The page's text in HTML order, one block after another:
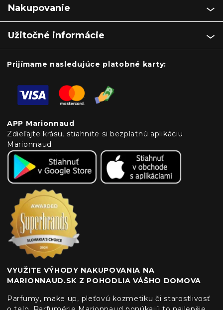
Nakupovanie
Užitočné informácie
Prijímame nasledujúce platobné karty:
APP Marionnaud
Zdieľajte krásu, stiahnite si bezplatnú aplikáciu
Marionnaud
VYUŽITE VÝHODY NAKUPOVANIA NA
MARIONNAUD.SK Z POHODLIA VÁŠHO DOMOVA
Parfumy, make up, pleťovú kozmetiku či starostlivosť